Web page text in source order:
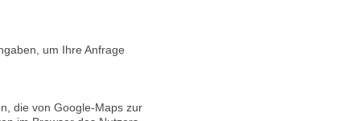
um Ihre Anfrage
die von Google-Maps zur